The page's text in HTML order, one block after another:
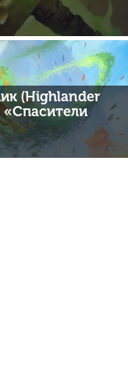
(Highlander
«Спасители